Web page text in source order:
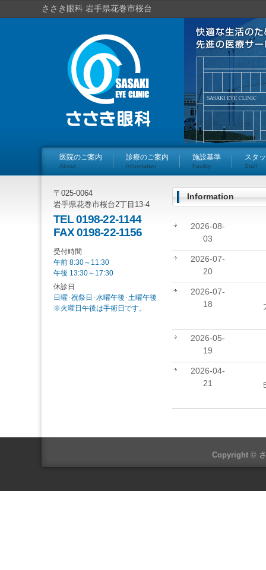
ささき眼科 岩手県花巻市桜台
医院のご案内
About
診療のご案内
Information
施設基準
Facility
スタ
Staff
Information
2026-08-
03
2026-07-
20
2026-07-
18
2026-05-
19
2026-04-
21
〒025-0064
岩手県花巻市桜台2丁目13-4
TEL 0198-22-1144
FAX 0198-22-1156
受付時間
午前 8:30～11:30
午後 13:30～17:30
休診日
日曜･祝祭日･水曜午後･土曜午後
※火曜日午後は手術日です。
Copyright ©